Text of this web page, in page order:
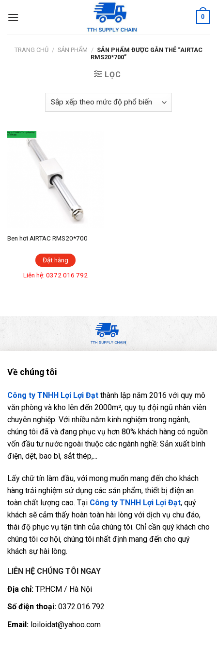
0
TRANG CHỦ / SẢN PHẨM / SẢN PHẨM ĐƯỢC GẮN THẺ “AIRTAC
RMS20*700”
LỌC
Ben hơi AIRTAC RMS20*700
Đặt hàng
Liên hệ: 0372 016 792
Về chúng tôi
Công ty TNHH Lợi Lợi Đạt thành lập năm 2016 với quy mô
văn phòng và kho lên đến 2000m², quy tụ đội ngũ nhân viên
chuyên nghiệp. Với nhiều năm kinh nghiệm trong ngành,
chúng tôi đã và đang phục vụ hơn 80% khách hàng có nguồn
vốn đầu tư nước ngoài thuộc các ngành nghề: Sản xuất bình
điện, dệt, bao bì, sắt thép,...
Lấy chữ tín làm đầu, với mong muốn mang đến cho khách
hàng trải nghiệm sử dụng các sản phẩm, thiết bị điện an
toàn chất lượng cao. Tại Công ty TNHH Lợi Lợi Đạt, quý
khách sẽ cảm thấy hoàn toàn hài lòng với dịch vụ chu đáo,
thái độ phục vụ tận tình của chúng tôi. Chỉ cần quý khách cho
chúng tôi cơ hội, chúng tôi nhất định mang đến cho quý
khách sự hài lòng.
LIÊN HỆ CHÚNG TÔI NGAY
Địa chỉ: TP.HCM / Hà Nội
Số điện thoại: 0372.016.792
Email: loiloidat@yahoo.com